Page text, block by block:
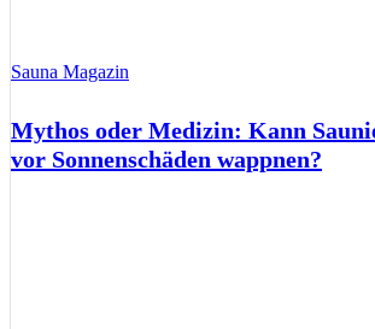
Sauna Magazin
Mythos oder Medizin: Kann
vor Sonnenschäden wappnen?